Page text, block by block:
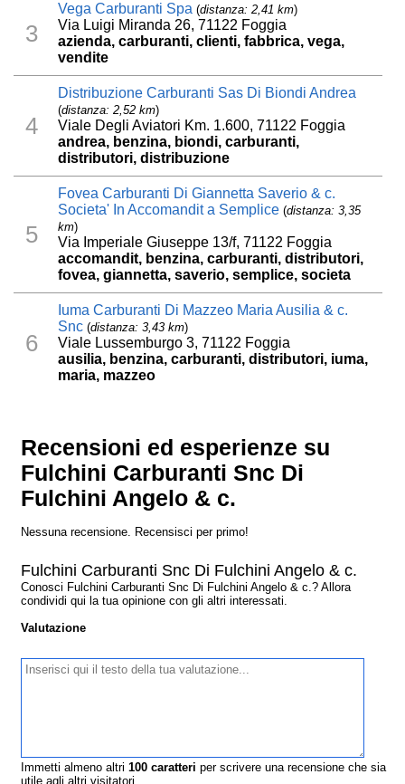
3
Vega Carburanti Spa (distanza: 2,41 km)
Via Luigi Miranda 26, 71122 Foggia
azienda, carburanti, clienti, fabbrica, vega,
vendite
4
Distribuzione Carburanti Sas Di Biondi Andrea
(distanza: 2,52 km)
Viale Degli Aviatori Km. 1.600, 71122 Foggia
andrea, benzina, biondi, carburanti,
distributori, distribuzione
5
Fovea Carburanti Di Giannetta Saverio & c.
Societa' In Accomandit a Semplice (distanza: 3,35
km)
Via Imperiale Giuseppe 13/f, 71122 Foggia
accomandit, benzina, carburanti, distributori,
fovea, giannetta, saverio, semplice, societa
6
Iuma Carburanti Di Mazzeo Maria Ausilia & c.
Snc (distanza: 3,43 km)
Viale Lussemburgo 3, 71122 Foggia
ausilia, benzina, carburanti, distributori, iuma,
maria, mazzeo
Recensioni ed esperienze su
Fulchini Carburanti Snc Di
Fulchini Angelo & c.
Nessuna recensione. Recensisci per primo!
Fulchini Carburanti Snc Di Fulchini Angelo & c.
Conosci Fulchini Carburanti Snc Di Fulchini Angelo & c.? Allora
condividi qui la tua opinione con gli altri interessati.
Valutazione
Immetti almeno altri100 caratteri per scrivere una recensione che sia
utile agli altri visitatori.